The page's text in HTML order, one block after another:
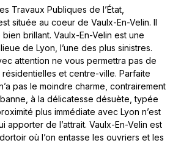
Travaux Publiques de l’État,
située au coeur de Vaulx-En-Velin. Il
brillant. Vaulx-En-Velin est une
de Lyon, l’une des plus sinistres.
attention ne vous permettra pas de
et centre-ville. Parfaite
pas le moindre charme, contrairement
à la délicatesse désuète, typée
plus immédiate avec Lyon n’est
apporter de l’attrait. Vaulx-En-Velin est
où l’on entasse les ouvriers et les